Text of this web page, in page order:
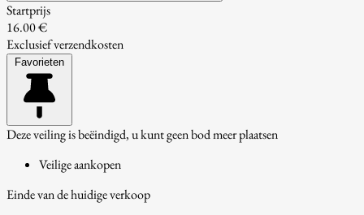
Startprijs
16.00 €
Exclusief verzendkosten
Favorieten
Deze veiling is beëindigd, u kunt geen bod meer plaatsen
Veilige aankopen
Einde van de huidige verkoop